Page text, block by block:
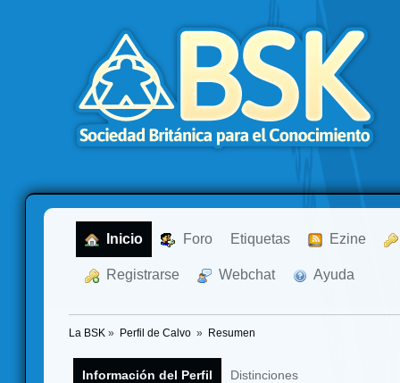
Inicio Foro Etiquetas Ezine
Registrarse Webchat Ayuda
La BSK » Perfil de Calvo » Resumen
Información del Perfil Distinciones